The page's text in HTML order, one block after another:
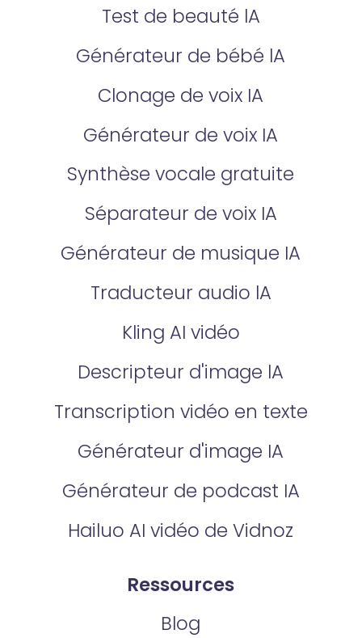
Test de beauté lA
Générateur de bébé lA
Clonage de voix IA
Générateur de voix IA
Synthèse vocale gratuite
Séparateur de voix IA
Générateur de musique IA
Traducteur audio lA
Kling AI vidéo
Descripteur d'image lA
Transcription vidéo en texte
Générateur d'image IA
Générateur de podcast IA
Hailuo AI vidéo de Vidnoz
Ressources
Blog